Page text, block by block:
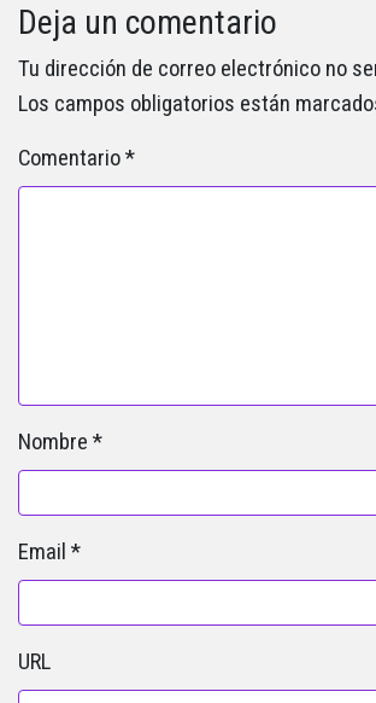
Deja un comentario
Tu dirección de correo electrónico no
Los campos obligatorios están
Comentario*
Nombre *
Email *
URL